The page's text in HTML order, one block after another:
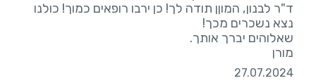
ד"ר לבנון, המוןן תודה לך! כן ירבו רופאים כמוך! כולנו
מורן
27.07.2024